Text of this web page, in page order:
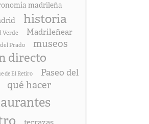
madrileña
historia
Verde Madrileñear
Prado museos
directo
de El Retiro
Paseo del
qué hacer